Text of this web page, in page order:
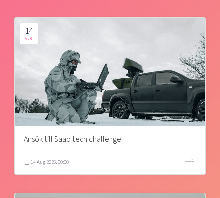
14
AUG
Ansök till Saab tech challenge
14 Aug 2026, 00:00